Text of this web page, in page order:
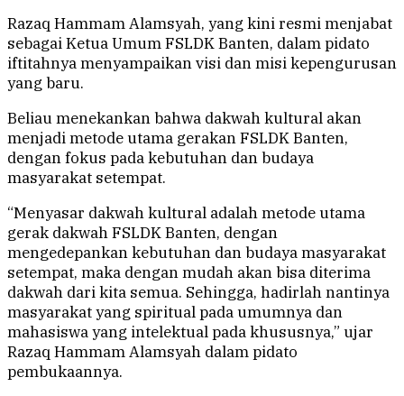
Razaq Hammam Alamsyah, yang kini resmi menjabat
sebagai Ketua Umum FSLDK Banten, dalam pidato
iftitahnya menyampaikan visi dan misi kepengurusan
yang baru.
Beliau menekankan bahwa dakwah kultural akan
menjadi metode utama gerakan FSLDK Banten,
dengan fokus pada kebutuhan dan budaya
masyarakat setempat.
“Menyasar dakwah kultural adalah metode utama
gerak dakwah FSLDK Banten, dengan
mengedepankan kebutuhan dan budaya masyarakat
setempat, maka dengan mudah akan bisa diterima
dakwah dari kita semua. Sehingga, hadirlah nantinya
masyarakat yang spiritual pada umumnya dan
mahasiswa yang intelektual pada khususnya,” ujar
Razaq Hammam Alamsyah dalam pidato
pembukaannya.